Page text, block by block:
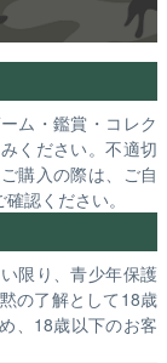
ム・鑑賞・コレク
ください。不適切
購入の際は、ご自
認ください。
限り、青少年保護
の了解として18歳
、18歳以下のお客